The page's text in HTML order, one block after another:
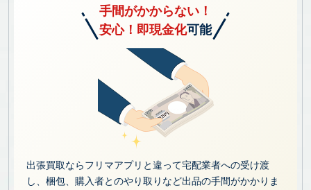
手間がかからない！
安心！即現金化可能
出張買取ならフリマアプリと違って宅配業者への受け渡
し、梱包、購入者とのやり取りなど出品の手間がかかりま